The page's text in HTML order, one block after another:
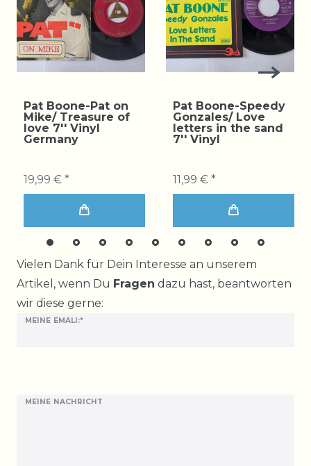
Pat Boone-Pat on
Mike/ Treasure of
love 7'' Vinyl
Germany
19,99 € *
Pat Boone-Speedy
Gonzales/ Love
letters in the sand
7'' Vinyl
11,99 € *
Vielen Dank für Dein Interesse an unserem
Artikel, wenn Du Fragen dazu hast, beantworten
wir diese gerne:
MEINE EMALI:*
MEINE NACHRICHT
Ceres::Template.mailFormHoneypotLabel